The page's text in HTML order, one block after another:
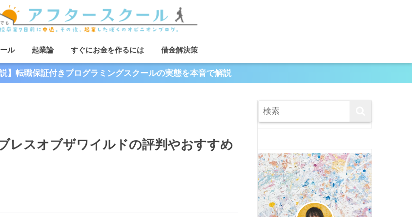
ル 起業論 すぐにお金を作るには 借金解決策
】転職保証付きプログラミングスクールの実態を本音で解説
レスオブザワイルドの評判やおすすめ